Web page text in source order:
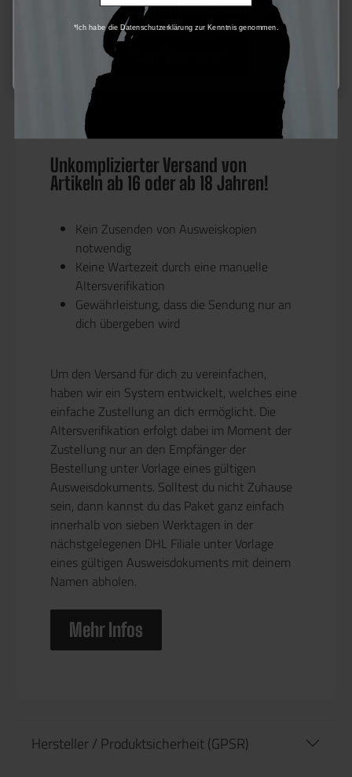
MOSFET-kompatibel
Performance.
LCT M-LOK LCK104 S-AEG
Wahl für Spieler, die eine
robusteund
Unkomplizierter Versand von
Artikeln ab 16 oder ab 18 Jahren!
Kein Zusenden von Ausweiskopien
notwendig
Keine Wartezeit durch eine manuelle
Altersverifikation
Gewährleistung, dass die Sendung nur an
dich übergeben wird
Um den Versand für dich zu vereinfachen,
haben wir ein System entwickelt, welches eine
einfache Zustellung an dich ermöglicht. Die
Altersverifikation erfolgt dabei im Moment der
Zustellung nur an den Empfänger der
Bestellung unter Vorlage eines gültigen
Ausweisdokuments. Solltest du nicht Zuhause
sein, dann kannst du das Paket ganz einfach
innerhalb von sieben Werktagen in der
nächstgelegenen DHL Filiale unter Vorlage
eines gültigen Ausweisdokuments mit deinem
Namen abholen.
Mehr Infos
Hersteller / Produktsicherheit (GPSR)
Nur technisch notwendige
*Ich habe die Datenschutzerklärung zur Kenntnis genommen.